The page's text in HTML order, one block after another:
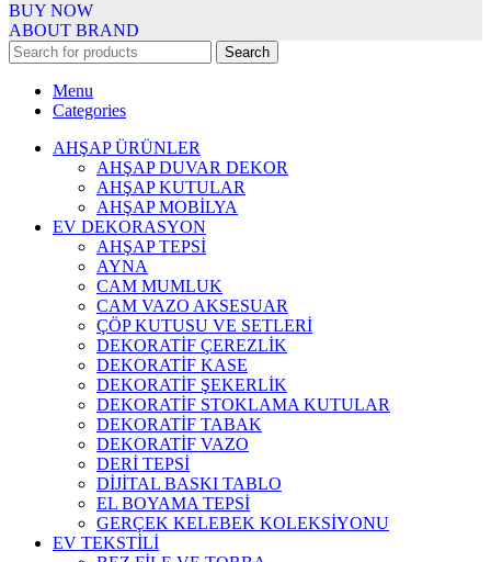
BUY NOW
ABOUT BRAND
Search
Menu
Categories
AHŞAP ÜRÜNLER
AHŞAP DUVAR DEKOR
AHŞAP KUTULAR
AHŞAP MOBİLYA
EV DEKORASYON
AHŞAP TEPSİ
AYNA
CAM MUMLUK
CAM VAZO AKSESUAR
ÇÖP KUTUSU VE SETLERİ
DEKORATİF ÇEREZLİK
DEKORATİF KASE
DEKORATİF ŞEKERLİK
DEKORATİF STOKLAMA KUTULAR
DEKORATİF TABAK
DEKORATİF VAZO
DERİ TEPSİ
DİJİTAL BASKI TABLO
EL BOYAMA TEPSİ
GERÇEK KELEBEK KOLEKSİYONU
EV TEKSTİLİ